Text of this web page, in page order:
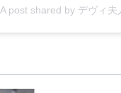
A post shared by デヴィ